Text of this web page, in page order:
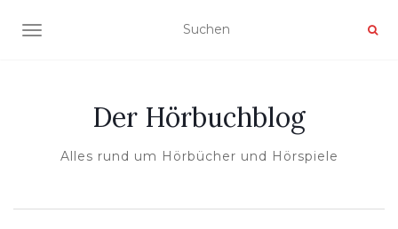
NAVIGATION UMSCHALTEN
Der Hörbuchblog
Alles rund um Hörbücher und Hörspiele